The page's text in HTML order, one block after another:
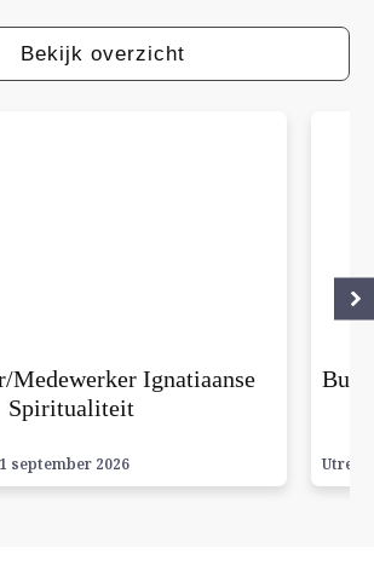
Bekijk overzicht
Medewerker Ignatiaanse
Spiritualiteit
september 2026